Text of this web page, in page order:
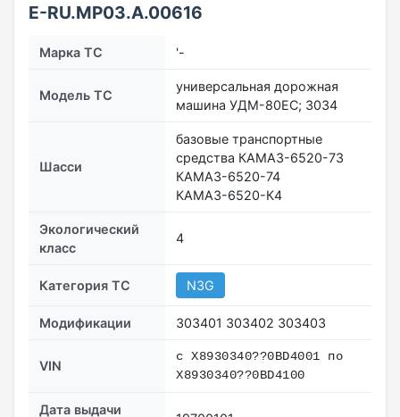
E-RU.МР03.A.00616
Марка ТС '-
Модель ТС
универсальная дорожная
машина УДМ-80ЕС; 3034
Шасси
базовые транспортные
средства КАМАЗ-6520-73
КАМАЗ-6520-74
КАМАЗ-6520-К4
Экологический
класс
4
Категория ТС N3G
Модификации 303401 303402 303403
VIN
c Х8930340??0BD4001 по
Х8930340??0BD4100
Дата выдачи